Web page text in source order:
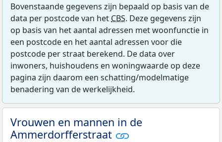
Bovenstaande gegevens zijn bepaald op basis van de
data per postcode van het CBS. Deze gegevens zijn
op basis van het aantal adressen met woonfunctie in
een postcode en het aantal adressen voor die
postcode per straat berekend. De data over
inwoners, huishoudens en woningwaarde op deze
pagina zijn daarom een schatting/modelmatige
benadering van de werkelijkheid.
Vrouwen en mannen in de
Ammerdorfferstraat